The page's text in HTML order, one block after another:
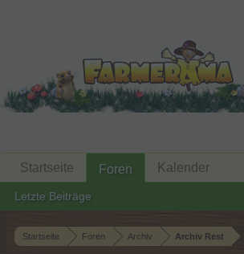
Startseite Foren Archiv Archiv Rest
Startseite Foren
Letzte Beiträge
Kalender